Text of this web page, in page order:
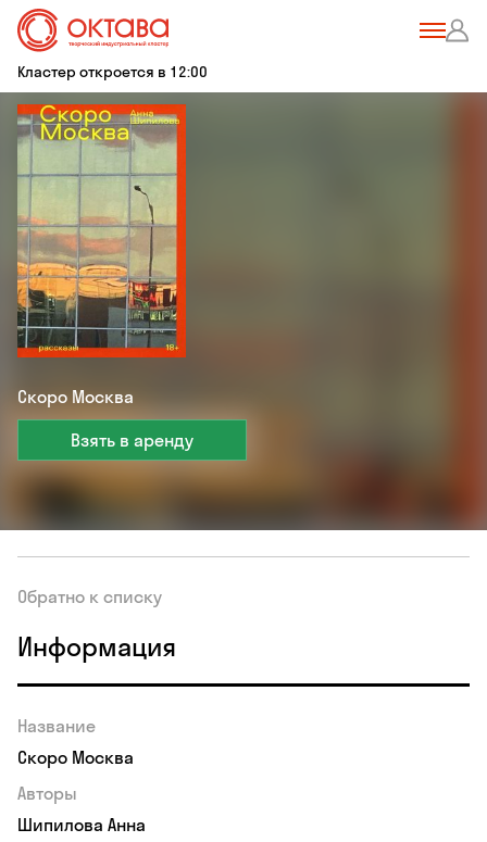
Кластер откроется в 12:00
Скоро Москва
Взять в аренду
Обратно к списку
Информация
Название
Скоро Москва
Авторы
Шипилова Анна